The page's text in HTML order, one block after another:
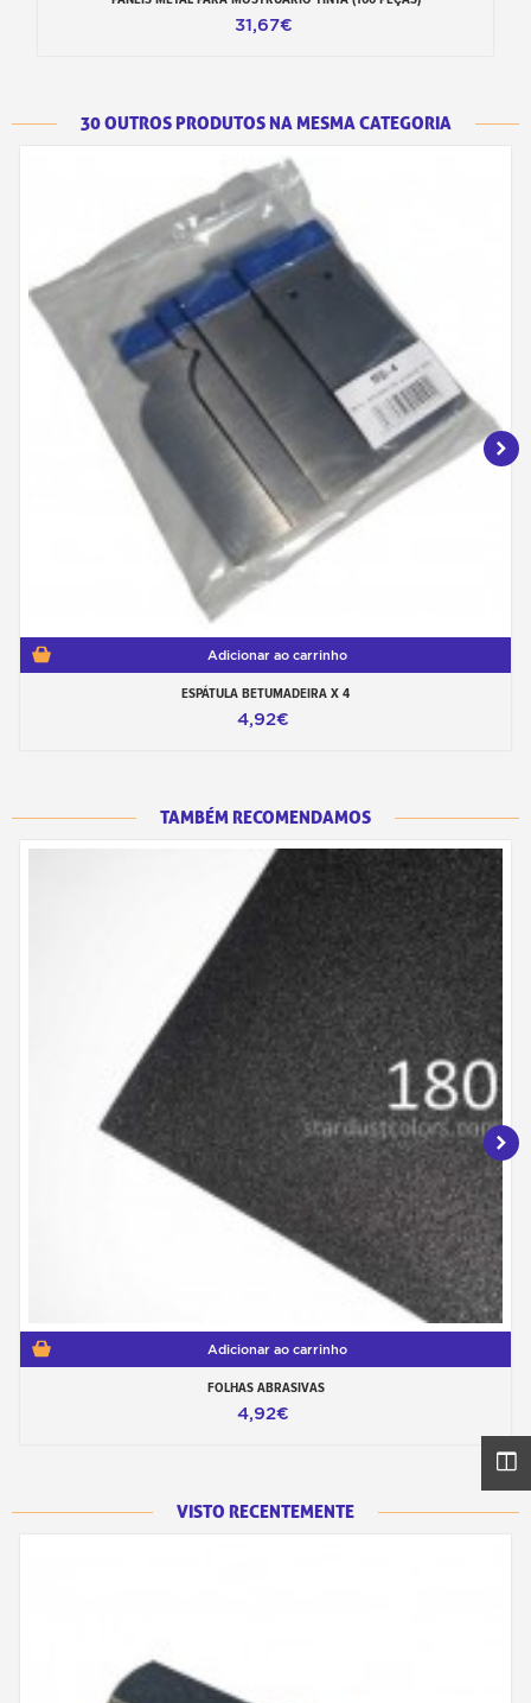
31,67€
30 OUTROS PRODUTOS NA MESMA CATEGORIA
Adicionar ao carrinho
ESPÁTULA BETUMADEIRA X 4
4,92€
TAMBÉM RECOMENDAMOS
Adicionar ao carrinho
FOLHAS ABRASIVAS
4,92€
VISTO RECENTEMENTE